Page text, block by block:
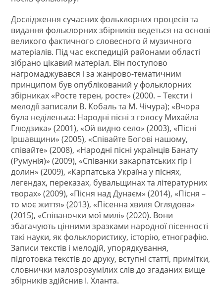
Дослідження сучасних фольклорних процесів та
видання фольклорних збірників ведеться на основі
великого фактичного словесного й музичного
матеріалів. Під час експедицій районами області
зібрано цікавий матеріал. Він поступово
нагромаджувався і за жанрово-тематичним
принципом був опублікований у фольклорних
збірниках «Росте терен, росте» (2000. – Тексти і
мелодії записали В. Кобаль та М. Чічура); «Вчора
була неділенька: Народні пісні з голосу Михайла
Глюдзика» (2001), «Ой видно село» (2003), «Пісні
Іршавщини» (2005), «Співайте Богові нашому,
співайте» (2008), «Народні пісні українців Банату
(Румунія)» (2009), «Співанки закарпатських гір і
долин» (2009), «Карпатська Україна у піснях,
легендах, переказах, бувальщинах та літературних
творах» (2009), «Пісня над Дунаєм» (2014), «Пісня –
то моє життя» (2013), «Пісенна хвиля Оглядова»
(2015), «Співаночки мої милі» (2020). Вони
збагачують цінними зразками народної пісенності
такі науки, як фольклористику, історію, етнографію.
Записи текстів і мелодій, упорядкування,
підготовка текстів до друку, вступні статті, примітки,
словнички малозрозумілих слів до згаданих вище
збірників здійснив І. Хланта.